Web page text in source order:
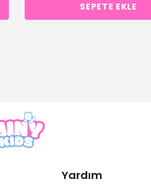
SEPETE EKLE
Yardım